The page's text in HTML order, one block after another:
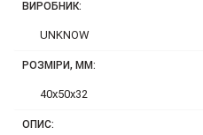
ВИРОБНИК:
UNKNOW
РОЗМІРИ, ММ:
40x50x32
ОПИС: